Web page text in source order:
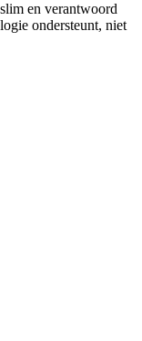
en verantwoord
ondersteunt, niet